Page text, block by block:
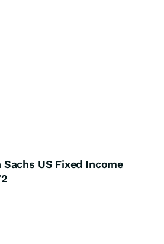
US Fixed Income